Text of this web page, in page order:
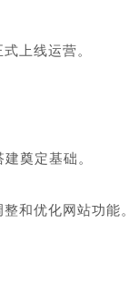
上线运营。
奠定基础。
和优化网站功能。